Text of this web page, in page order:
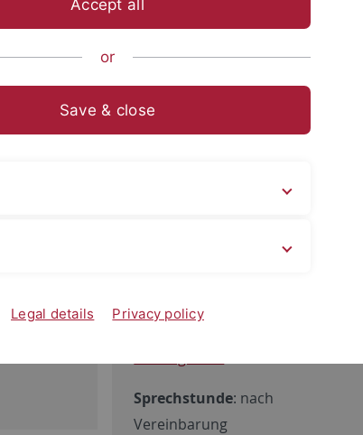
14
Seminardirektor
der Katholisch-
07071 / 29-76975
Sprechstunde: nach
Vereinbarung
Accept all
or
Save & close
Legal details Privacy policy